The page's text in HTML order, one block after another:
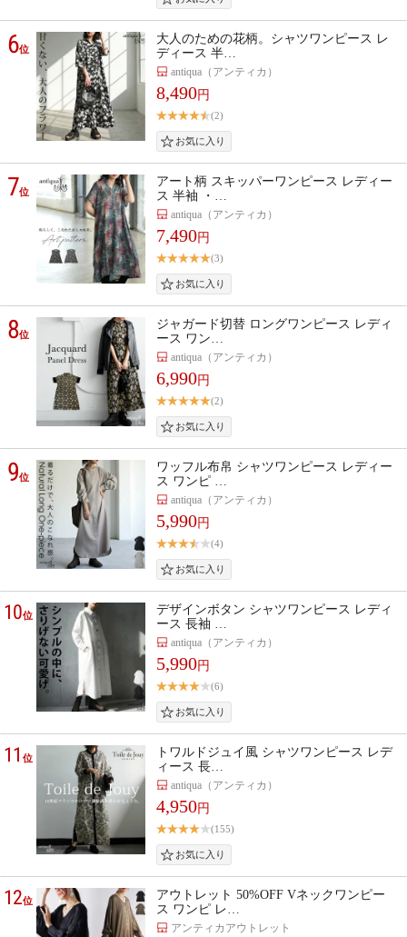
6位
大人のための花柄。シャツワンピース レ
ディース 半…
antiqua（アンティカ）
8,490円
(2)
7位
アート柄 スキッパーワンピース レディー
ス 半袖 ・…
antiqua（アンティカ）
7,490円
(3)
8位
ジャガード切替 ロングワンピース レディ
ース ワン…
antiqua（アンティカ）
6,990円
(2)
9位
ワッフル布帛 シャツワンピース レディー
ス ワンピ …
antiqua（アンティカ）
5,990円
(4)
10位
デザインボタン シャツワンピース レディ
ース 長袖 …
antiqua（アンティカ）
5,990円
(6)
11位
トワルドジュイ風 シャツワンピース レデ
ィース 長…
antiqua（アンティカ）
4,950円
(155)
12位
アウトレット 50%OFF Vネックワンピー
ス ワンピ レ…
アンティカアウトレット